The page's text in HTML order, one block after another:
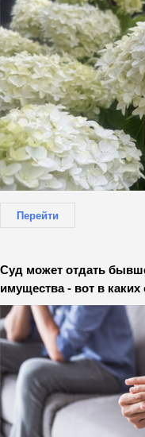
Перейти
Суд может отдать
имущества - вот в каких